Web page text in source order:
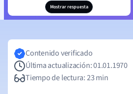
Mostrar respuesta
Contenido verificado
Última actualización: 01.01.1970
Tiempo de lectura: 23 min